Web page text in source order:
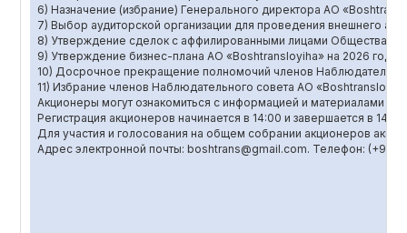
6) Назначение (избрание) Генерального директора АО
7) Выбор аудиторской организации для проведения внешнего
8) Утверждение сделок с аффилированными лицами Общества,
9) Утверждение бизнес-плана АО «Boshtransloyiha» на 2026 год.
10) Досрочное прекращение полномочий членов
11) Избрание членов Наблюдательного совета АО
Акционеры могут ознакомиться с информацией и материалами
Регистрация акционеров начинается в 14:00 и завершается в 14:45.
Для участия и голосования на общем собрании акционеров
Адрес электронной почты: boshtrans@gmail.com. Телефон: